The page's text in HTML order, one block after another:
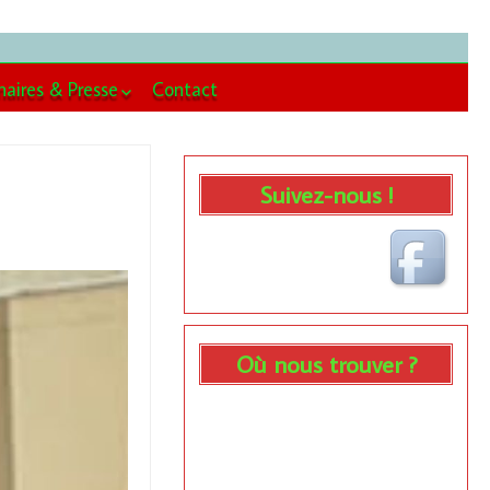
& Presse
Contact
Suivez-nous !
Où nous trouver ?